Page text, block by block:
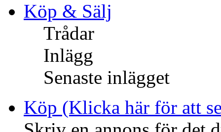
Köp & Sälj
Trådar
Inlägg
Senaste inlägget
Köp (Klicka här för att